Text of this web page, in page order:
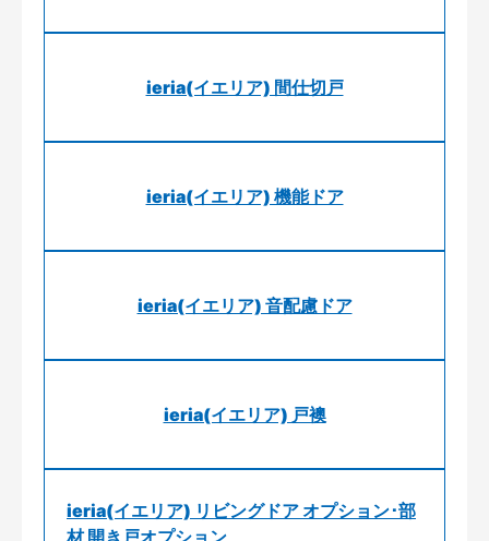
ieria(イエリア) 間仕切戸
ieria(イエリア) 機能ドア
ieria(イエリア) 音配慮ドア
ieria(イエリア) 戸襖
ieria(イエリア) リビングドア オプション･部
材 開き戸オプション